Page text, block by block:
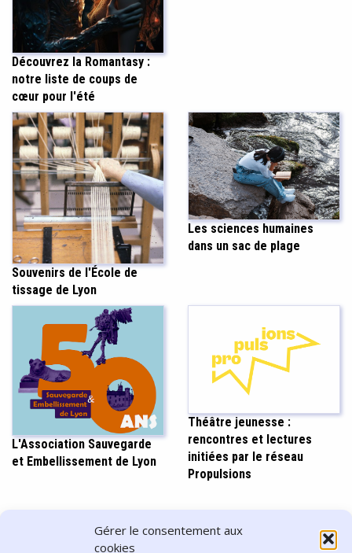
Gérer le consentement aux
cookies
Découvrez la Romantasy :
notre liste de coups de
cœur pour l'été
Souvenirs de l'École de
tissage de Lyon
Les sciences humaines
dans un sac de plage
L'Association Sauvegarde
et Embellissement de Lyon
Théâtre jeunesse :
rencontres et lectures
initiées par le réseau
Propulsions
PARTAGER CET ARTICLE